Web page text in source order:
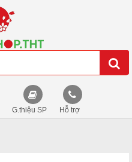
G.thiệu SP Hỗ trợ